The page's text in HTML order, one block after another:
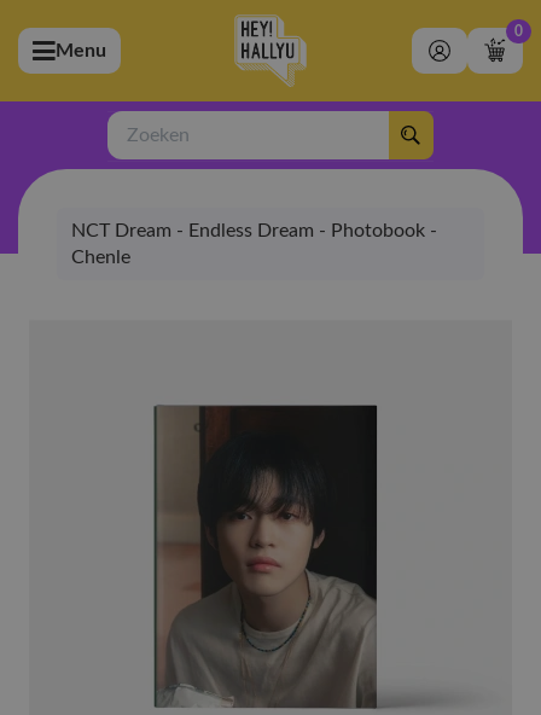
(Artiesten)
(Merchandise)
(Exclusive)
(Winkel)
Menu
0
Zoeken
NCT Dream - Endless Dream - Photobook -
Chenle